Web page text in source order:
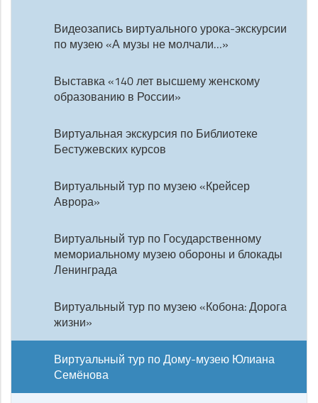
Видеозапись виртуального урока-экскурсии
по музею «А музы не молчали…»
Выставка «140 лет высшему женскому
образованию в России»
Виртуальная экскурсия по Библиотеке
Бестужевских курсов
Виртуальный тур по музею «Крейсер
Аврора»
Виртуальный тур по Государственному
мемориальному музею обороны и блокады
Ленинграда
Виртуальный тур по музею «Кобона: Дорога
жизни»
Виртуальный тур по Дому-музею Юлиана
Семёнова